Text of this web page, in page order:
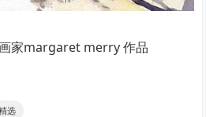
家margaret merry 作品
选